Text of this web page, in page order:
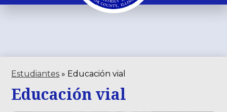
Estudiantes » Educación vial
Educación vial